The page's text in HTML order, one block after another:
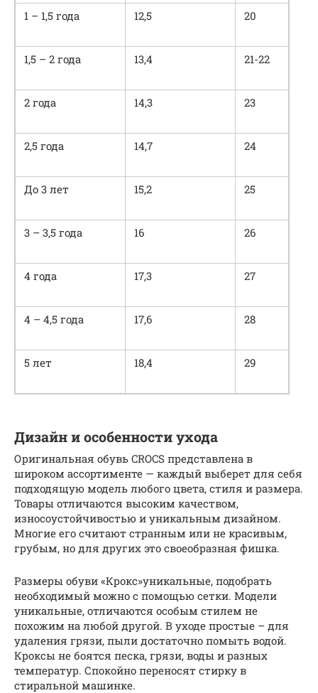
1 – 1,5 года 12,5­ 20
1,5 – 2 года 13,4­ 21-22
2 года 14,3­ 23
2,5 года 14,7­ 24
До 3 лет 15,2­ 25
3 – 3,5 года 16­ 26
4 года 17,3­ 27
4 – 4,5 года 17,6­ 28
5 лет 18,4 29
Дизайн и особенности ухода
Оригинальная обувь CROCS представлена в
широком ассортименте — каждый выберет для себя
подходящую модель любого цвета, стиля и размера.
Товары отличаются высоким качеством,
износоустойчивостью и уникальным дизайном.
Многие его считают странным или не красивым,
грубым, но для других это своеобразная фишка.
Размеры обуви «Крокс»уникальные, подобрать
необходимый можно с помощью сетки. Модели
уникальные, отличаются особым стилем не
похожим на любой другой. В уходе простые – для
удаления грязи, пыли достаточно помыть водой.
Кроксы не боятся песка, грязи, воды и разных
температур. Спокойно переносят стирку в
стиральной машинке.